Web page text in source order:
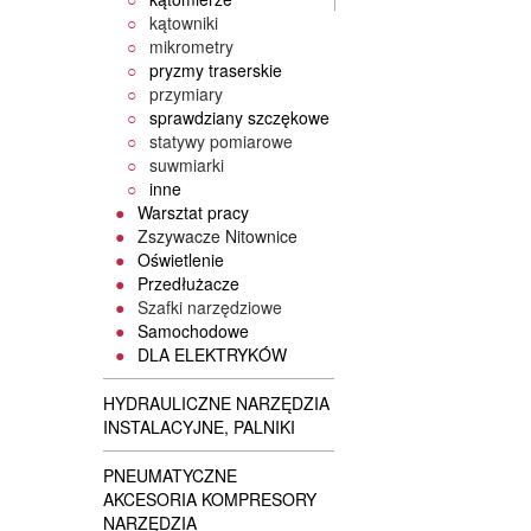
kątowniki
mikrometry
pryzmy traserskie
przymiary
sprawdziany szczękowe
statywy pomiarowe
suwmiarki
inne
Warsztat pracy
Zszywacze Nitownice
Oświetlenie
Przedłużacze
Szafki narzędziowe
Samochodowe
DLA ELEKTRYKÓW
HYDRAULICZNE NARZĘDZIA
INSTALACYJNE, PALNIKI
PNEUMATYCZNE
AKCESORIA KOMPRESORY
NARZĘDZIA